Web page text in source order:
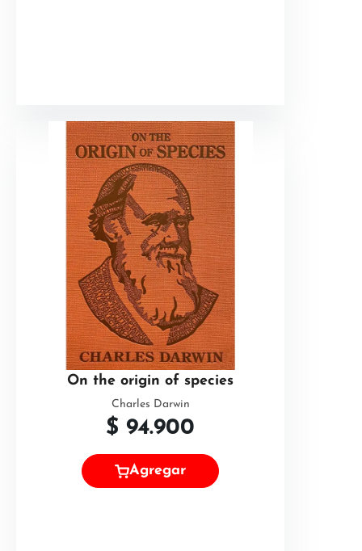
On the origin of species
Charles Darwin
$ 94.900
Agregar